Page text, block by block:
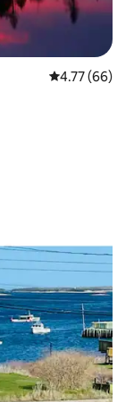
คะแนนเฉลี่ย
4.77 (66)